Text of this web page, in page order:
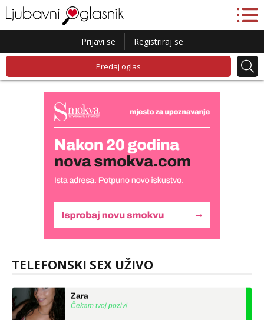
Prijavi se Registriraj se
Predaj oglas
TELEFONSKI SEX UŽIVO
tel:0,93€ - mob:1,12€ min
Čekam tvoj poziv!